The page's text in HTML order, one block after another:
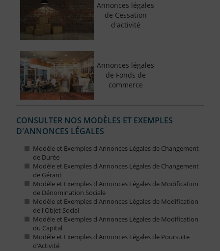
Annonces légales
de Cessation
d'activité
Annonces légales
de Fonds de
commerce
CONSULTER NOS MODÈLES ET EXEMPLES
D'ANNONCES LÉGALES
Modèle et Exemples d'Annonces Légales de Changement
de Durée
Modèle et Exemples d'Annonces Légales de Changement
de Gérant
Modèle et Exemples d'Annonces Légales de Modification
de Dénomination Sociale
Modèle et Exemples d'Annonces Légales de Modification
de l'Objet Social
Modèle et Exemples d'Annonces Légales de Modification
du Capital
Modèle et Exemples d'Annonces Légales de Poursuite
d’Activité